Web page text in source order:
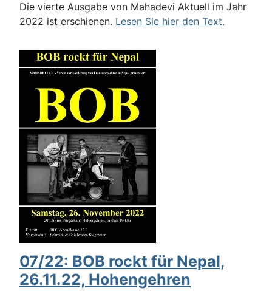
Die vierte Ausgabe von Mahadevi Aktuell im Jahr
2022 ist erschienen. Lesen Sie hier den Text.
07/22: BOB rockt für Nepal,
26.11.22, Hohengehren